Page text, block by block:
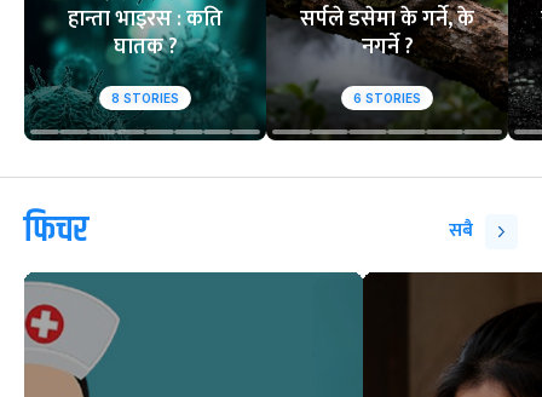
हान्ता भाइरस : कति
घातक ?
8 STORIES
सर्पले डसेमा के गर्ने, के
नगर्ने ?
6 STORIES
फिचर सबै